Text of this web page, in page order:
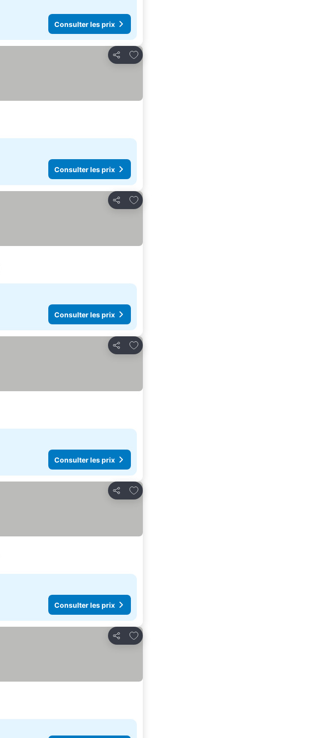
Consulter les prix
Partager
Ajouter à mes favoris
Consulter les prix
Partager
Ajouter à mes favoris
Consulter les prix
Partager
Ajouter à mes favoris
Consulter les prix
Partager
Ajouter à mes favoris
Consulter les prix
Partager
Ajouter à mes favoris